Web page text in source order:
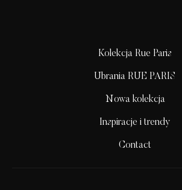
Kolekcja Rue Paris
Ubrania RUE PARIS
Nowa kolekcja
Inspiracje i trendy
Contact